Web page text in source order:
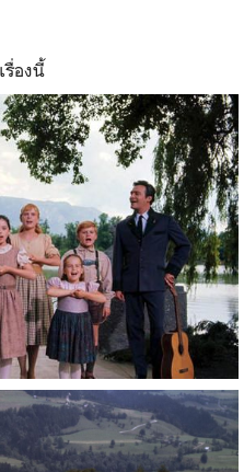
รื่องนี้